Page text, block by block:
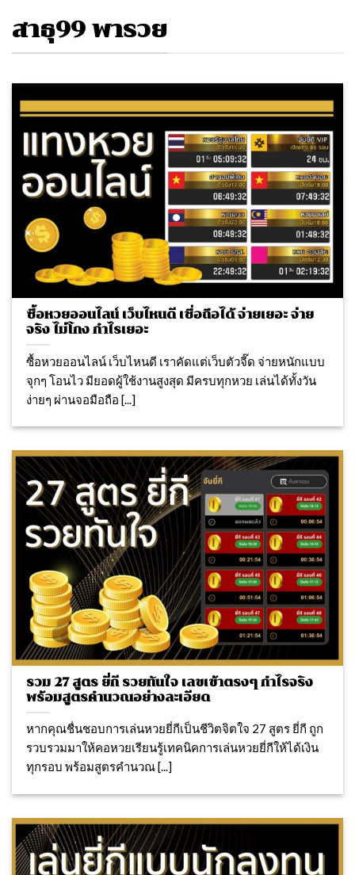
สาธุ99 พารวย
ซื้อหวยออนไลน์ เว็บไหนดี เชื่อถือได้ จ่ายเยอะ จ่าย
จริง ไม่โกง กำไรเยอะ
ซื้อหวยออนไลน์ เว็บไหนดี เราคัดแต่เว็บตัวจี๊ด จ่ายหนักแบบ
จุกๆ โอนไว มียอดผู้ใช้งานสูงสุด มีครบทุกหวย เล่นได้ทั้งวัน
ง่ายๆ ผ่านจอมือถือ [...]
รวม 27 สูตร ยี่กี รวยทันใจ เลขเข้าตรงๆ กำไรจริง
พร้อมสูตรคำนวณอย่างละเอียด
หากคุณชื่นชอบการเล่นหวยยี่กีเป็นชีวิตจิตใจ 27 สูตร ยี่กี ถูก
รวบรวมมาให้คอหวยเรียนรู้เทคนิคการเล่นหวยยี่กีให้ได้เงิน
ทุกรอบ พร้อมสูตรคำนวณ [...]